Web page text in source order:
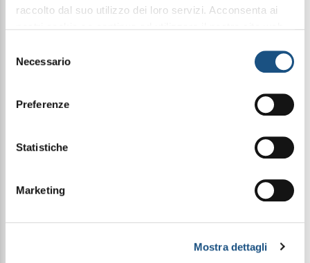
raccolto dal suo utilizzo dei loro servizi. Acconsenta ai
delNecessario
Preferenze
Statistiche
Marketing
Mostra dettagli
€ 63,96
troverai:
- Detergente Viso Nutriente Al Colostro (CL003)
- Premium GiftBox 2024 (GIFTBOX2024) OMAGGIO
Le immagini dei prodotti sono puramente
indicative e possono variare a seconda della